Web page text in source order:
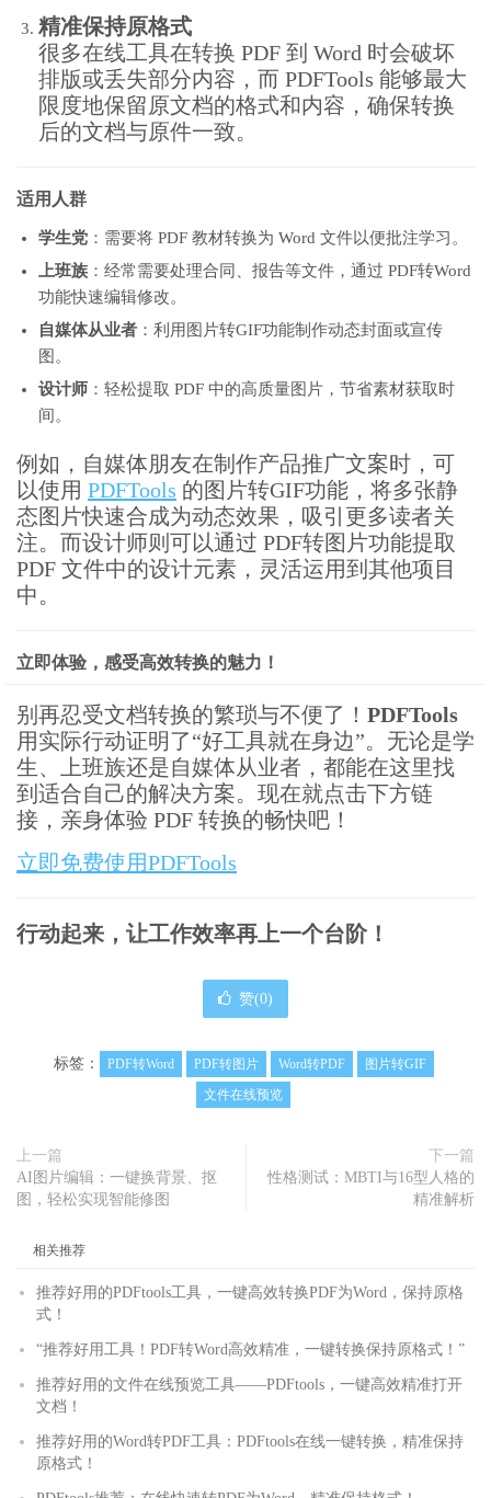
精准保持原格式
很多在线工具在转换 PDF 到 Word 时会破坏
排版或丢失部分内容，而 PDFTools 能够最大
限度地保留原文档的格式和内容，确保转换
后的文档与原件一致。
适用人群
学生党 ：需要将 PDF 教材转换为 Word 文件以便批注学习。
上班族 ：经常需要处理合同、报告等文件，通过 PDF转Word
功能快速编辑修改。
自媒体从业者 ：利用图片转GIF功能制作动态封面或宣传
图。
设计师 ：轻松提取 PDF 中的高质量图片，节省素材获取时
间。
例如，自媒体朋友在制作产品推广文案时，可
以使用 PDFTools 的图片转GIF功能，将多张静
态图片快速合成为动态效果，吸引更多读者关
注。而设计师则可以通过 PDF转图片功能提取
PDF 文件中的设计元素，灵活运用到其他项目
中。
立即体验，感受高效转换的魅力！
别再忍受文档转换的繁琐与不便了！ PDFTools
用实际行动证明了“好工具就在身边”。无论是学
生、上班族还是自媒体从业者，都能在这里找
到适合自己的解决方案。现在就点击下方链
接，亲身体验 PDF 转换的畅快吧！
立即免费使用PDFTools
行动起来，让工作效率再上一个台阶！
赞(0)
标签： PDF转Word PDF转图片 Word转PDF
图片转GIF
文件在线预览
上一篇
AI图片编辑：一键换背景、抠
图，轻松实现智能修图
下一篇
性格测试：MBTI与16型人格的
精准解析
相关推荐
推荐好用的PDFtools工具，一键高效转换PDF为Word，保持原格
式！
“推荐好用工具！PDF转Word高效精准，一键转换保持原格式！”
推荐好用的文件在线预览工具——PDFtools，一键高效精准打开
文档！
推荐好用的Word转PDF工具：PDFtools在线一键转换，精准保持
原格式！